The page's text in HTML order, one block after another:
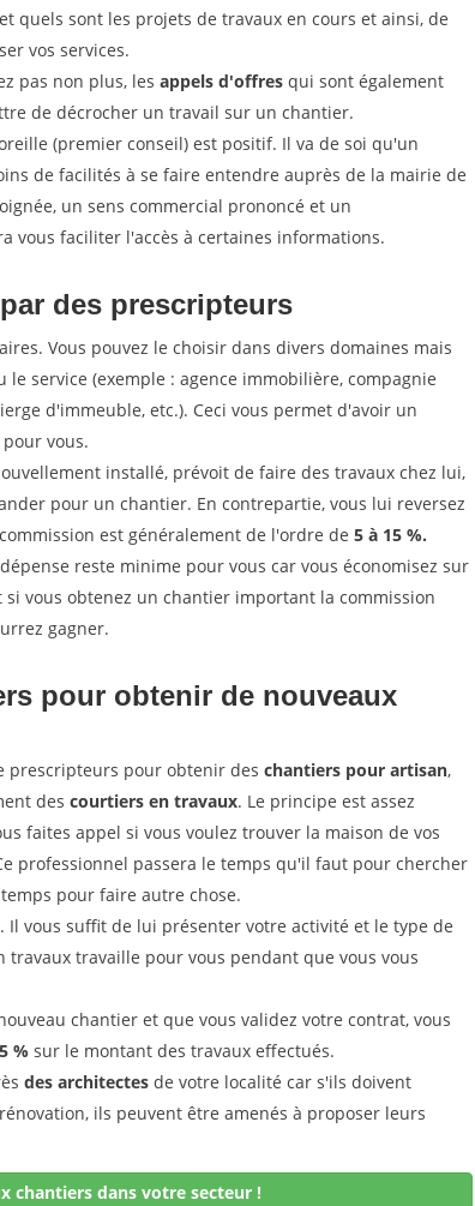
quels sont les projets de travaux en cours et ainsi, de
vos services.
pas non plus, les appels d'offres qui sont également
de décrocher un travail sur un chantier.
(premier conseil) est positif. Il va de soi qu'un
de facilités à se faire entendre auprès de la mairie de
un sens commercial prononcé et un
vous faciliter l'accès à certaines informations.
des prescripteurs
Vous pouvez le choisir dans divers domaines mais
service (exemple : agence immobilière, compagnie
d'immeuble, etc.). Ceci vous permet d'avoir un
vous.
installé, prévoit de faire des travaux chez lui,
pour un chantier. En contrepartie, vous lui reversez
est généralement de l'ordre de 5 à 15 %.
reste minime pour vous car vous économisez sur
vous obtenez un chantier important la commission
gagner.
pour obtenir de nouveaux
prescripteurs pour obtenir des chantiers pour artisan,
des courtiers en travaux. Le principe est assez
faites appel si vous voulez trouver la maison de vos
professionnel passera le temps qu'il faut pour chercher
pour faire autre chose.
vous suffit de lui présenter votre activité et le type de
travaille pour vous pendant que vous vous
chantier et que vous validez votre contrat, vous
% sur le montant des travaux effectués.
des architectes de votre localité car s'ils doivent
ils peuvent être amenés à proposer leurs
chantiers dans votre secteur !